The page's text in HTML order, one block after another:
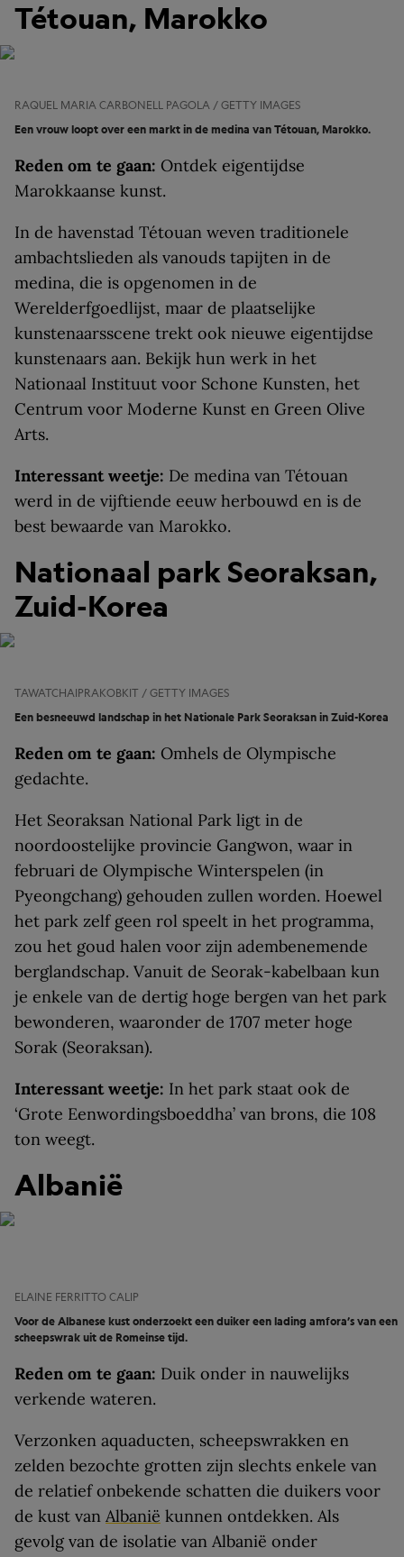
Tétouan, Marokko
RAQUEL MARIA CARBONELL PAGOLA / GETTY IMAGES
Een vrouw loopt over een markt in de medina van Tétouan, Marokko.
Reden om te gaan: Ontdek eigentijdse
Marokkaanse kunst.
In de havenstad Tétouan weven traditionele
ambachtslieden als vanouds tapijten in de
medina, die is opgenomen in de
Werelderfgoedlijst, maar de plaatselijke
kunstenaarsscene trekt ook nieuwe eigentijdse
kunstenaars aan. Bekijk hun werk in het
Nationaal Instituut voor Schone Kunsten, het
Centrum voor Moderne Kunst en Green Olive
Arts.
Interessant weetje: De medina van Tétouan
werd in de vijftiende eeuw herbouwd en is de
best bewaarde van Marokko.
Nationaal park Seoraksan,
Zuid-Korea
TAWATCHAIPRAKOBKIT / GETTY IMAGES
Een besneeuwd landschap in het Nationale Park Seoraksan in Zuid-Korea
Reden om te gaan: Omhels de Olympische
gedachte.
Het Seoraksan National Park ligt in de
noordoostelijke provincie Gangwon, waar in
februari de Olympische Winterspelen (in
Pyeongchang) gehouden zullen worden. Hoewel
het park zelf geen rol speelt in het programma,
zou het goud halen voor zijn adembenemende
berglandschap. Vanuit de Seorak-kabelbaan kun
je enkele van de dertig hoge bergen van het park
bewonderen, waaronder de 1707 meter hoge
Sorak (Seoraksan).
Interessant weetje: In het park staat ook de
‘Grote Eenwordingsboeddha’ van brons, die 108
ton weegt.
Albanië
ELAINE FERRITTO CALIP
Voor de Albanese kust onderzoekt een duiker een lading amfora’s van een
scheepswrak uit de Romeinse tijd.
Reden om te gaan: Duik onder in nauwelijks
verkende wateren.
Verzonken aquaducten, scheepswrakken en
zelden bezochte grotten zijn slechts enkele van
de relatief onbekende schatten die duikers voor
de kust van Albanië kunnen ontdekken. Als
gevolg van de isolatie van Albanië onder